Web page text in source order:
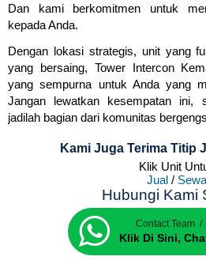
Dan kami berkomitmen untuk
kepada Anda.
Dengan lokasi strategis, unit yang
yang bersaing, Tower Intercon
yang sempurna untuk Anda yang
Jangan lewatkan kesempatan ini,
jadilah bagian dari komunitas
Kami Juga Terima Titip
Klik Unit
Jual / Sewa
Hubungi Kami
Contact Team /
Klik Di Sini,